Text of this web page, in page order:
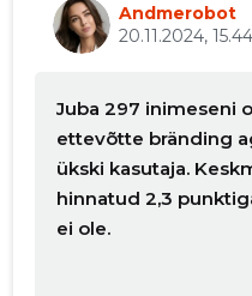
Andmerobot
20.11.2024, 15.44
Juba 297 inimeseni
ettevõtte bränding
ükski kasutaja.
hinnatud 2,3
ei ole.